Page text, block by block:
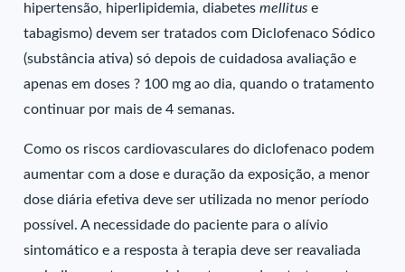
hipertensão, hiperlipidemia, diabetesmellitus e
tabagismo) devem ser tratados com Diclofenaco Sódico
(substância ativa) só depois de cuidadosa avaliação e
apenas em doses ? 100 mg ao dia, quando o tratamento
continuar por mais de 4 semanas.
Como os riscos cardiovasculares do diclofenaco podem
aumentar com a dose e duração da exposição, a menor
dose diária efetiva deve ser utilizada no menor período
possível. A necessidade do paciente para o alívio
sintomático e a resposta à terapia deve ser reavaliada